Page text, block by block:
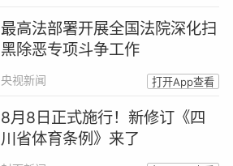
最高法部署开展全国法院深化扫
黑除恶专项斗争工作
央视新闻 打开App查看
8月8日正式施行！新修订《四
川省体育条例》来了